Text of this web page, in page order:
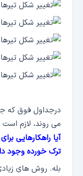
درجداول فوق که
می روند، لازم
آیا راهکارهایی
ترک خورده وجود
بله. روش های